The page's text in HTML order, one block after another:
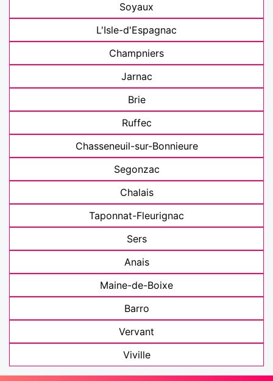
Soyaux
L'Isle-d'Espagnac
Champniers
Jarnac
Brie
Ruffec
Chasseneuil-sur-Bonnieure
Segonzac
Chalais
Taponnat-Fleurignac
Sers
Anais
Maine-de-Boixe
Barro
Vervant
Viville